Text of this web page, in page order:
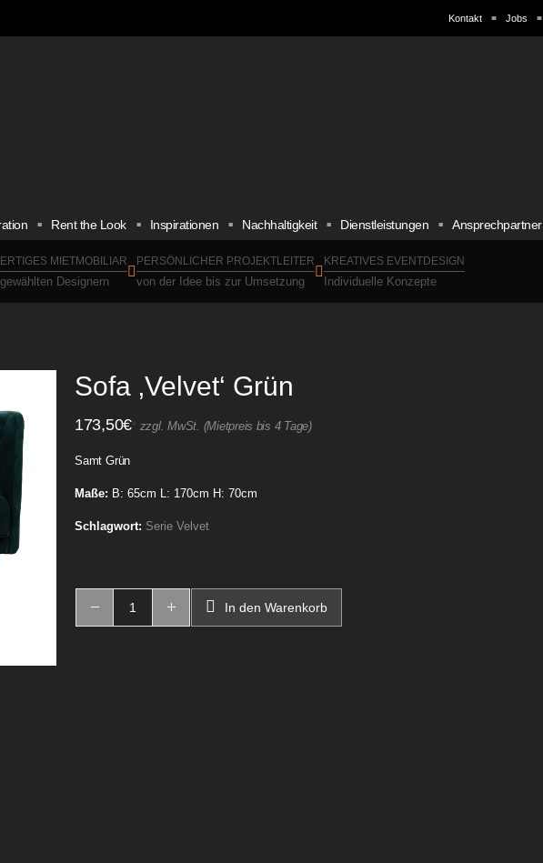
Kontakt Jobs
Rent the Look Inspirationen Nachhaltigkeit Dienstleistungen Ansprechpartner
MIETMOBILIAR
Designern
PERSÖNLICHER PROJEKTLEITER
von der Idee bis zur Umsetzung
KREATIVES EVENTDESIGN
Individuelle Konzepte
Sofa ‚Velvet‘ Grün
173,50€* zzgl. MwSt. (Mietpreis bis 4 Tage)
Samt Grün
Maße: B: 65cm L: 170cm H: 70cm
Schlagwort: Serie Velvet
In den Warenkorb